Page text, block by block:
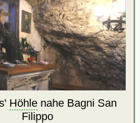
Höhle nahe Bagni San
Filippo